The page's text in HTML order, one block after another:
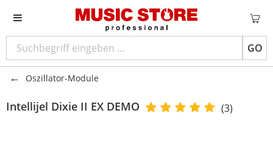
GO
Oszillator-Module
Intellijel Dixie II EX DEMO (3)